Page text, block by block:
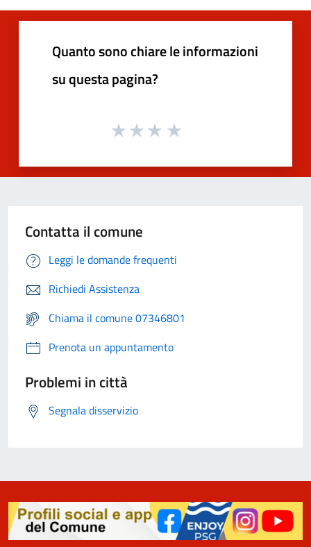
Quanto sono chiare le informazioni
su questa pagina?
Contatta il comune
Leggi le domande frequenti
Richiedi Assistenza
Chiama il comune 07346801
Prenota un appuntamento
Problemi in città
Segnala disservizio